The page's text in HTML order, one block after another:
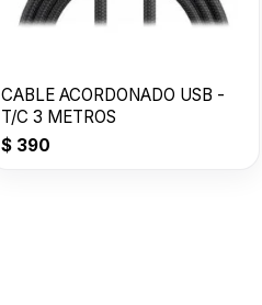
CABLE ACORDONADO USB -
T/C 3 METROS
$390